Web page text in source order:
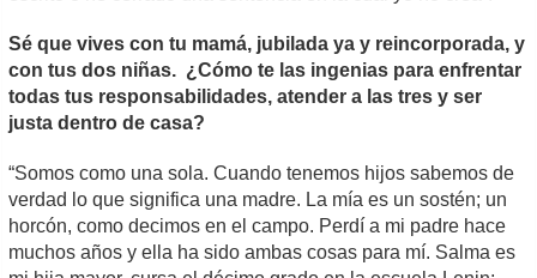
Sé que vives con tu mamá, jubilada ya y reincorporada, y
con tus dos niñas. ¿Cómo te las ingenias para enfrentar
todas tus responsabilidades, atender a las tres y ser
justa dentro de casa?
“Somos como una sola. Cuando tenemos hijos sabemos de
verdad lo que significa una madre. La mía es un sostén; un
horcón, como decimos en el campo. Perdí a mi padre hace
muchos años y ella ha sido ambas cosas para mí. Salma es